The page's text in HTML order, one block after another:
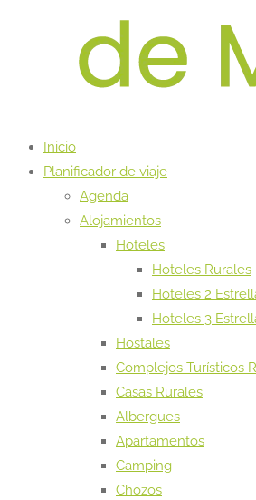
Inicio
Planificador de viaje
Agenda
Alojamientos
Hoteles
Hoteles Rurales
Hoteles 2
Hoteles 3
Hostales
Complejos Turísticos
Casas Rurales
Albergues
Apartamentos
Camping
Chozos